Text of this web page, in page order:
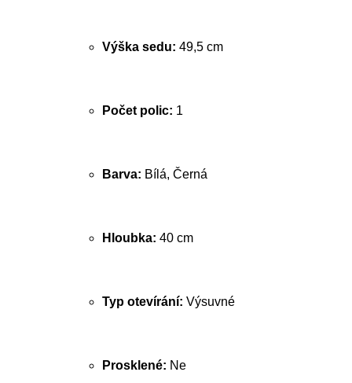
Výška sedu: 49,5 cm
Počet polic: 1
Barva: Bílá, Černá
Hloubka: 40 cm
Typ otevírání: Výsuvné
Prosklené: Ne